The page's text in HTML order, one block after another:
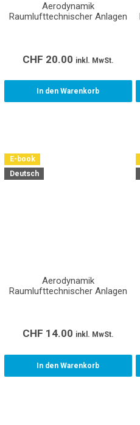
Aerodynamik
Raumlufttechnischer Anlagen
CHF 20.00 inkl. MwSt.
In den Warenkorb
E-book
Deutsch
Aerodynamik
Raumlufttechnischer Anlagen
CHF 14.00 inkl. MwSt.
In den Warenkorb